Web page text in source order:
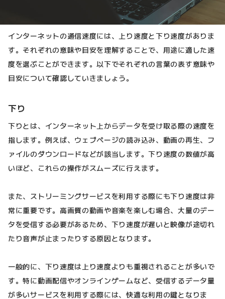
インターネットの通信速度には、上り速度と下り速度がありま
す。それぞれの意味や目安を理解することで、用途に適した速
度を選ぶことができます。以下でそれぞれの言葉の表す意味や
目安について確認していきましょう。
下り
下りとは、インターネット上からデータを受け取る際の速度を
指します。例えば、ウェブページの読み込み、動画の再生、フ
ァイルのダウンロードなどが該当します。下り速度の数値が高
いほど、これらの操作がスムーズに行えます。
また、ストリーミングサービスを利用する際にも下り速度は非
常に重要です。高画質の動画や音楽を楽しむ場合、大量のデー
タを受信する必要があるため、下り速度が遅いと映像が途切れ
たり音声が止まったりする原因となります。
一般的に、下り速度は上り速度よりも重視されることが多いで
す。特に動画配信やオンラインゲームなど、受信するデータ量
が多いサービスを利用する際には、快適な利用の鍵となりま